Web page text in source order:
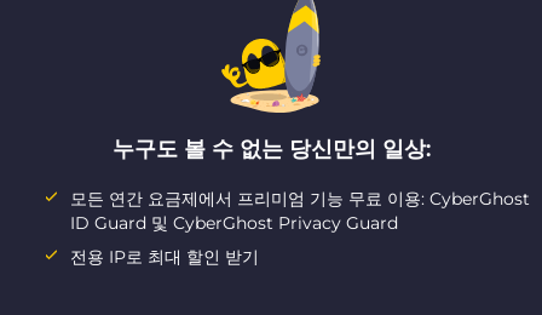
누구도 볼 수 없는 당신만의 일상:
모든 연간 요금제에서 프리미엄 기능 무료 이용: CyberGhost
ID Guard 및 CyberGhost Privacy Guard
전용 IP로 최대 할인 받기